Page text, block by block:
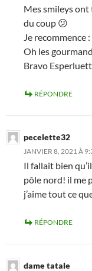
Mes smileys
du coup 😕
Je recommence :
Oh les
Bravo
RÉPONDRE
pecelette32
JANVIER 8, 2021 À
Il fallait bien
pôle nord! il me
j’aime tout ce
RÉPONDRE
dame tatale